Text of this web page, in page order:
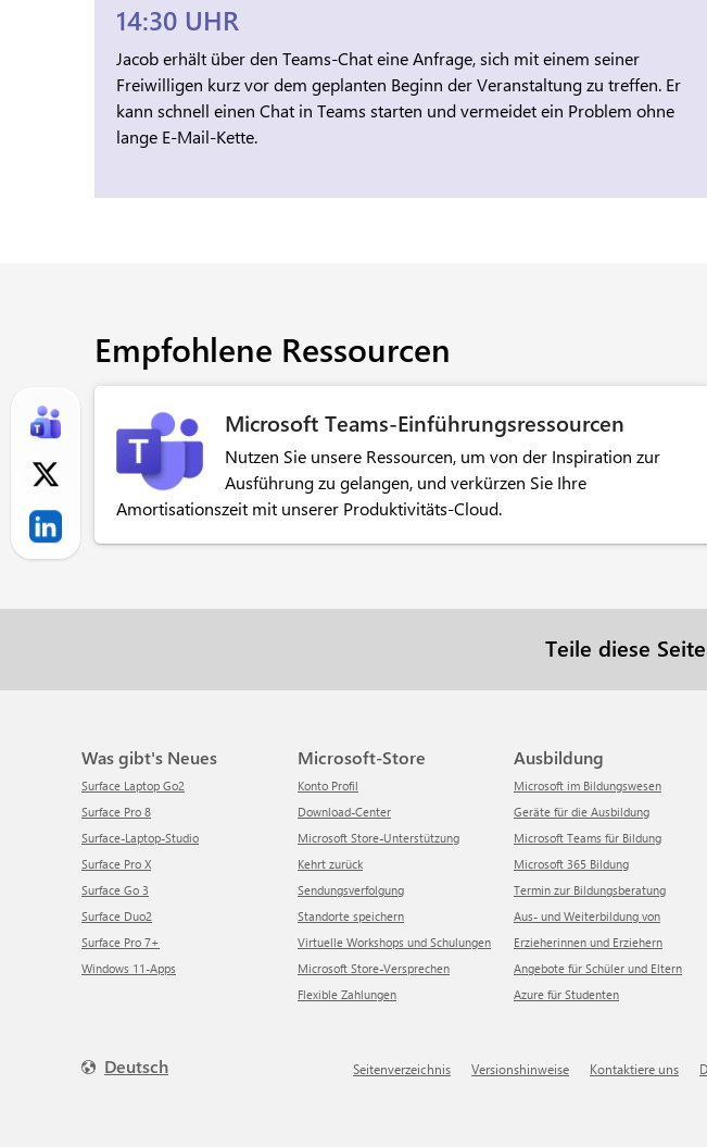
14:30 UHR
Jacob erhält über den Teams-Chat eine Anfrage, sich mit einem seiner
Freiwilligen kurz vor dem geplanten Beginn der Veranstaltung zu treffen. Er
kann schnell einen Chat in Teams starten und vermeidet ein Problem ohne
lange E-Mail-Kette.
Empfohlene Ressourcen
Microsoft Teams-Einführungsressourcen
Nutzen Sie unsere Ressourcen, um von der Inspiration zur
Ausführung zu gelangen, und verkürzen Sie Ihre
Amortisationszeit mit unserer Produktivitäts-Cloud.
Teile diese Seite
Was gibt's Neues
Surface Laptop Go2
Surface Pro 8
Surface-Laptop-Studio
Surface Pro X
Surface Go 3
Surface Duo2
Surface Pro 7+
Windows 11-Apps
Microsoft-Store
Konto Profil
Download-Center
Microsoft Store-Unterstützung
Kehrt zurück
Sendungsverfolgung
Standorte speichern
Virtuelle Workshops und Schulungen
Microsoft Store-Versprechen
Flexible Zahlungen
Ausbildung
Microsoft im Bildungswesen
Geräte für die Ausbildung
Microsoft Teams für Bildung
Microsoft 365 Bildung
Termin zur Bildungsberatung
Aus- und Weiterbildung von
Erzieherinnen und Erziehern
Angebote für Schüler und Eltern
Azure für Studenten
Deutsch Seitenverzeichnis Versionshinweise Kontaktiere uns